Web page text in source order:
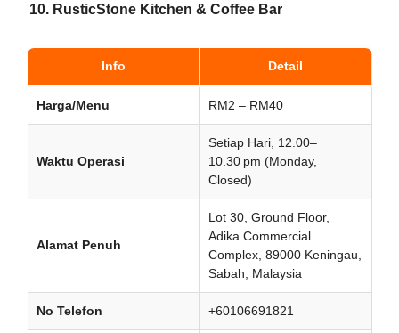
10. RusticStone Kitchen & Coffee Bar
Info Detail
Harga/Menu RM2 – RM40
Waktu Operasi
Setiap Hari, 12.00–
10.30 pm (Monday,
Closed)
Alamat Penuh
Lot 30, Ground Floor,
Adika Commercial
Complex, 89000 Keningau,
Sabah, Malaysia
No Telefon +60106691821